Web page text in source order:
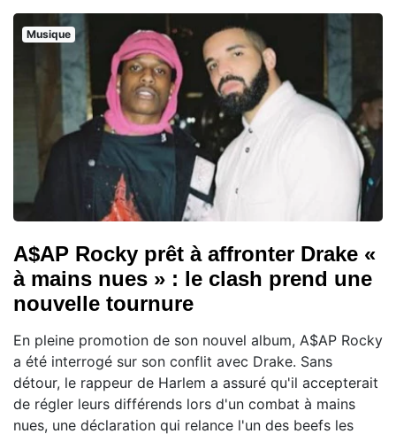
Musique
A$AP Rocky prêt à affronter Drake «
à mains nues » : le clash prend une
nouvelle tournure
En pleine promotion de son nouvel album, A$AP Rocky
a été interrogé sur son conflit avec Drake. Sans
détour, le rappeur de Harlem a assuré qu'il accepterait
de régler leurs différends lors d'un combat à mains
nues, une déclaration qui relance l'un des beefs les